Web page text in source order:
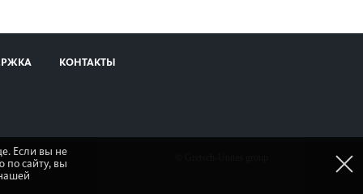
КОНТАКТЫ
Если вы не
по сайту, вы